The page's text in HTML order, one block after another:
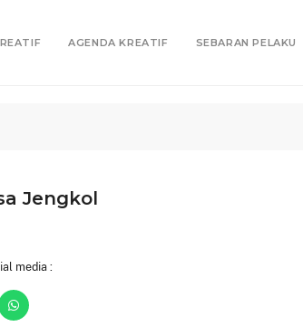
AGENDA KREATIF SEBARAN PELAKU
Jengkol
media :